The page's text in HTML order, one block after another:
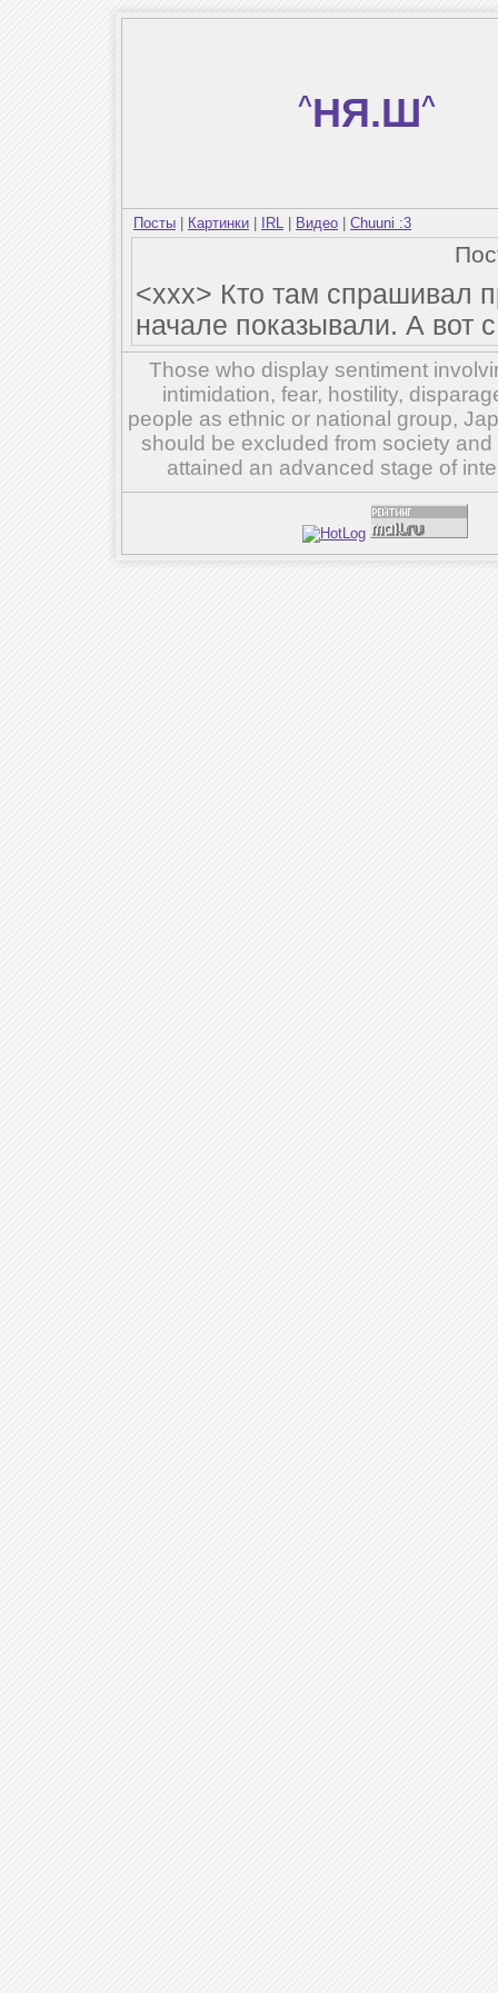
^НЯ.Ш^
Посты Картинки IRL Видео Chuuni :3
<xxx> Кто там спрашивал
начале показывали. А вот
Those who display sentiment
intimidation, fear, hostility,
people as ethnic or national group,
should be excluded from society
attained an advanced stage of